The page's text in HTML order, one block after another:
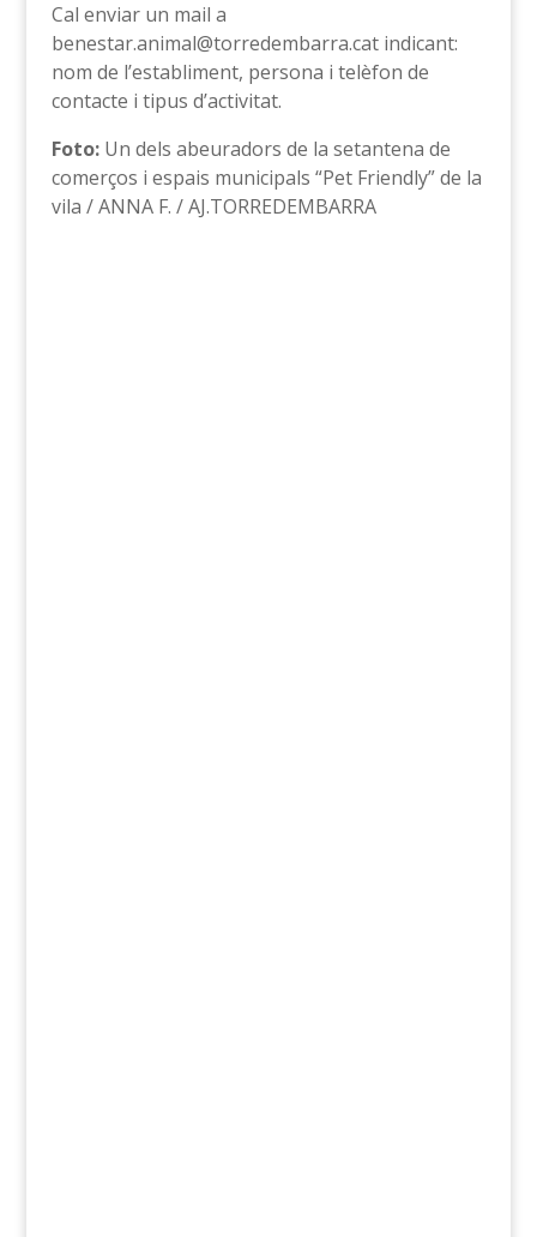
Cal enviar un mail a
benestar.animal@torredembarra.cat indicant:
nom de l’establiment, persona i telèfon de
contacte i tipus d’activitat.
Foto:Un dels abeuradors de la setantena de
comerços i espais municipals “Pet Friendly” de la
vila / ANNA F. / AJ.TORREDEMBARRA